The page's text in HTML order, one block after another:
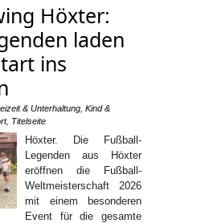
Höxter:
laden
ins
& Unterhaltung Kind &
, Titelseite
Höxter. Die Fußball-
Legenden aus Höxter
eröffnen die Fußball-
Weltmeisterschaft 2026
mit einem besonderen
Event für die gesamte